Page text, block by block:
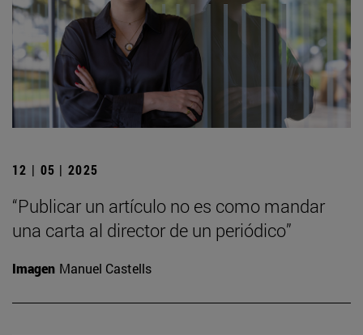
12 | 05 | 2025
“Publicar un artículo no es como mandar
una carta al director de un periódico”
Imagen Manuel Castells